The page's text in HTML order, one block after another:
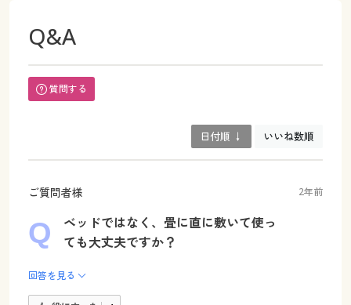
Q&A
質問する
日付順 ↓ いいね数順
ご質問者様 2年前
ベッドではなく、畳に直に敷いて使っ
ても大丈夫ですか？
回答を見る